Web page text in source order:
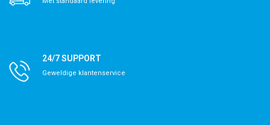
24/7 SUPPORT
Geweldige klantenservice